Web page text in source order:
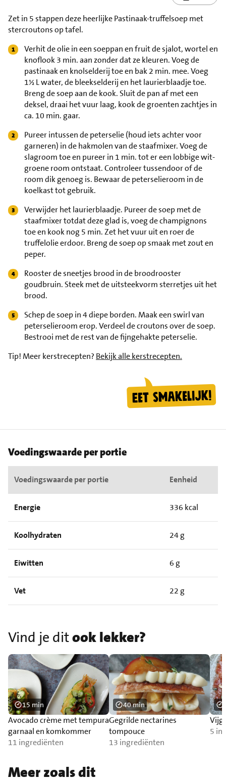
Zet in 5 stappen deze heerlijke Pastinaak-truffelsoep met
stercroutons op tafel.
Verhit de olie in een soeppan en fruit de sjalot, wortel en
knoflook 3 min. aan zonder dat ze kleuren. Voeg de
pastinaak en knolselderij toe en bak 2 min. mee. Voeg
1½ L water, de bleekselderij en het laurierblaadje toe.
Breng de soep aan de kook. Sluit de pan af met een
deksel, draai het vuur laag, kook de groenten zachtjes in
ca. 10 min. gaar.
Pureer intussen de peterselie (houd iets achter voor
garneren) in de hakmolen van de staafmixer. Voeg de
slagroom toe en pureer in 1 min. tot er een lobbige wit-
groene room ontstaat. Controleer tussendoor of de
room dik genoeg is. Bewaar de peterselieroom in de
koelkast tot gebruik.
Verwijder het laurierblaadje. Pureer de soep met de
staafmixer totdat deze glad is, voeg de champignons
toe en kook nog 5 min. Zet het vuur uit en roer de
truffelolie erdoor. Breng de soep op smaak met zout en
peper.
Rooster de sneetjes brood in de broodrooster
goudbruin. Steek met de uitsteekvorm sterretjes uit het
brood.
Schep de soep in 4 diepe borden. Maak een swirl van
peterselieroom erop. Verdeel de croutons over de soep.
Bestrooi met de rest van de fijngehakte peterselie.
Tip!Meer kerstrecepten? Bekijk alle kerstrecepten.
Voedingswaarde per portie
Voedingswaarde per portie Eenheid
Energie 336 kcal
Koolhydraten 24 g
Eiwitten 6 g
Vet 22 g
Vind je ditook lekker?
Avocado crème met tempura
garnaal en komkommer
11 ingrediënten
15 min
Gegrilde nectarines
tompouce
13 ingrediënten
40 min
5
Meer zoals dit